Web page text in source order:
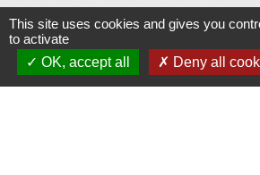
This site uses cookies and gives you
to activate
OK, accept all
Deny all